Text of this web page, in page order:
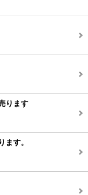
ります
ます。